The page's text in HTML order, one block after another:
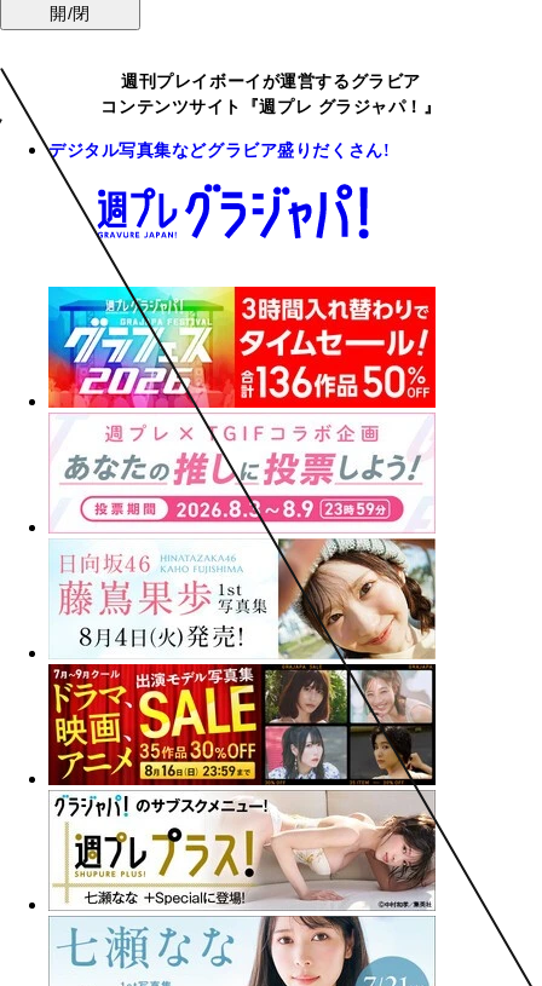
開/閉
週刊プレイボーイが運営するグラビア
コンテンツサイト『週プレ グラジャパ！』
デジタル写真集などグラビア盛りだくさん!